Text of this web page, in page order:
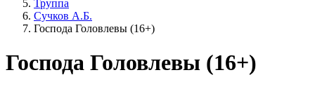
Труппа
Сучков А.Б.
Господа Головлевы (16+)
Господа Головлевы (16+)